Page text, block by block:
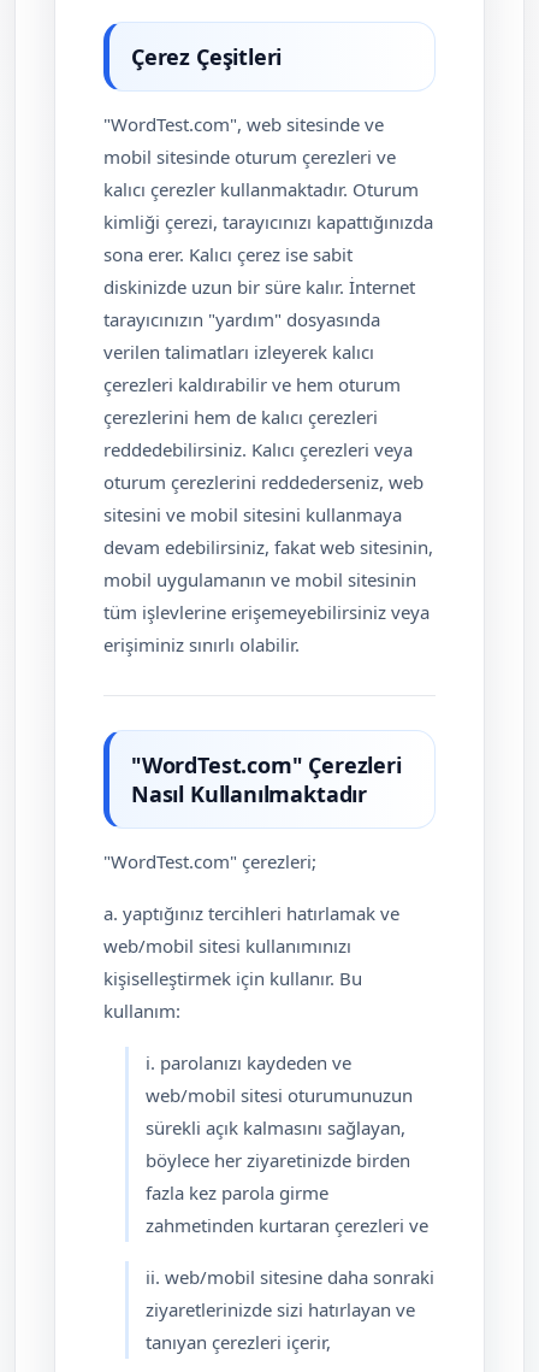
Çerez Çeşitleri
"WordTest.com", web sitesinde ve
mobil sitesinde oturum çerezleri ve
kalıcı çerezler kullanmaktadır. Oturum
kimliği çerezi, tarayıcınızı kapattığınızda
sona erer. Kalıcı çerez ise sabit
diskinizde uzun bir süre kalır. İnternet
tarayıcınızın "yardım" dosyasında
verilen talimatları izleyerek kalıcı
çerezleri kaldırabilir ve hem oturum
çerezlerini hem de kalıcı çerezleri
reddedebilirsiniz. Kalıcı çerezleri veya
oturum çerezlerini reddederseniz, web
sitesini ve mobil sitesini kullanmaya
devam edebilirsiniz, fakat web sitesinin,
mobil uygulamanın ve mobil sitesinin
tüm işlevlerine erişemeyebilirsiniz veya
erişiminiz sınırlı olabilir.
"WordTest.com" Çerezleri
Nasıl Kullanılmaktadır
"WordTest.com" çerezleri;
a. yaptığınız tercihleri hatırlamak ve
web/mobil sitesi kullanımınızı
kişiselleştirmek için kullanır. Bu
kullanım:
i. parolanızı kaydeden ve
web/mobil sitesi oturumunuzun
sürekli açık kalmasını sağlayan,
böylece her ziyaretinizde birden
fazla kez parola girme
zahmetinden kurtaran çerezleri ve
ii. web/mobil sitesine daha sonraki
ziyaretlerinizde sizi hatırlayan ve
tanıyan çerezleri içerir,